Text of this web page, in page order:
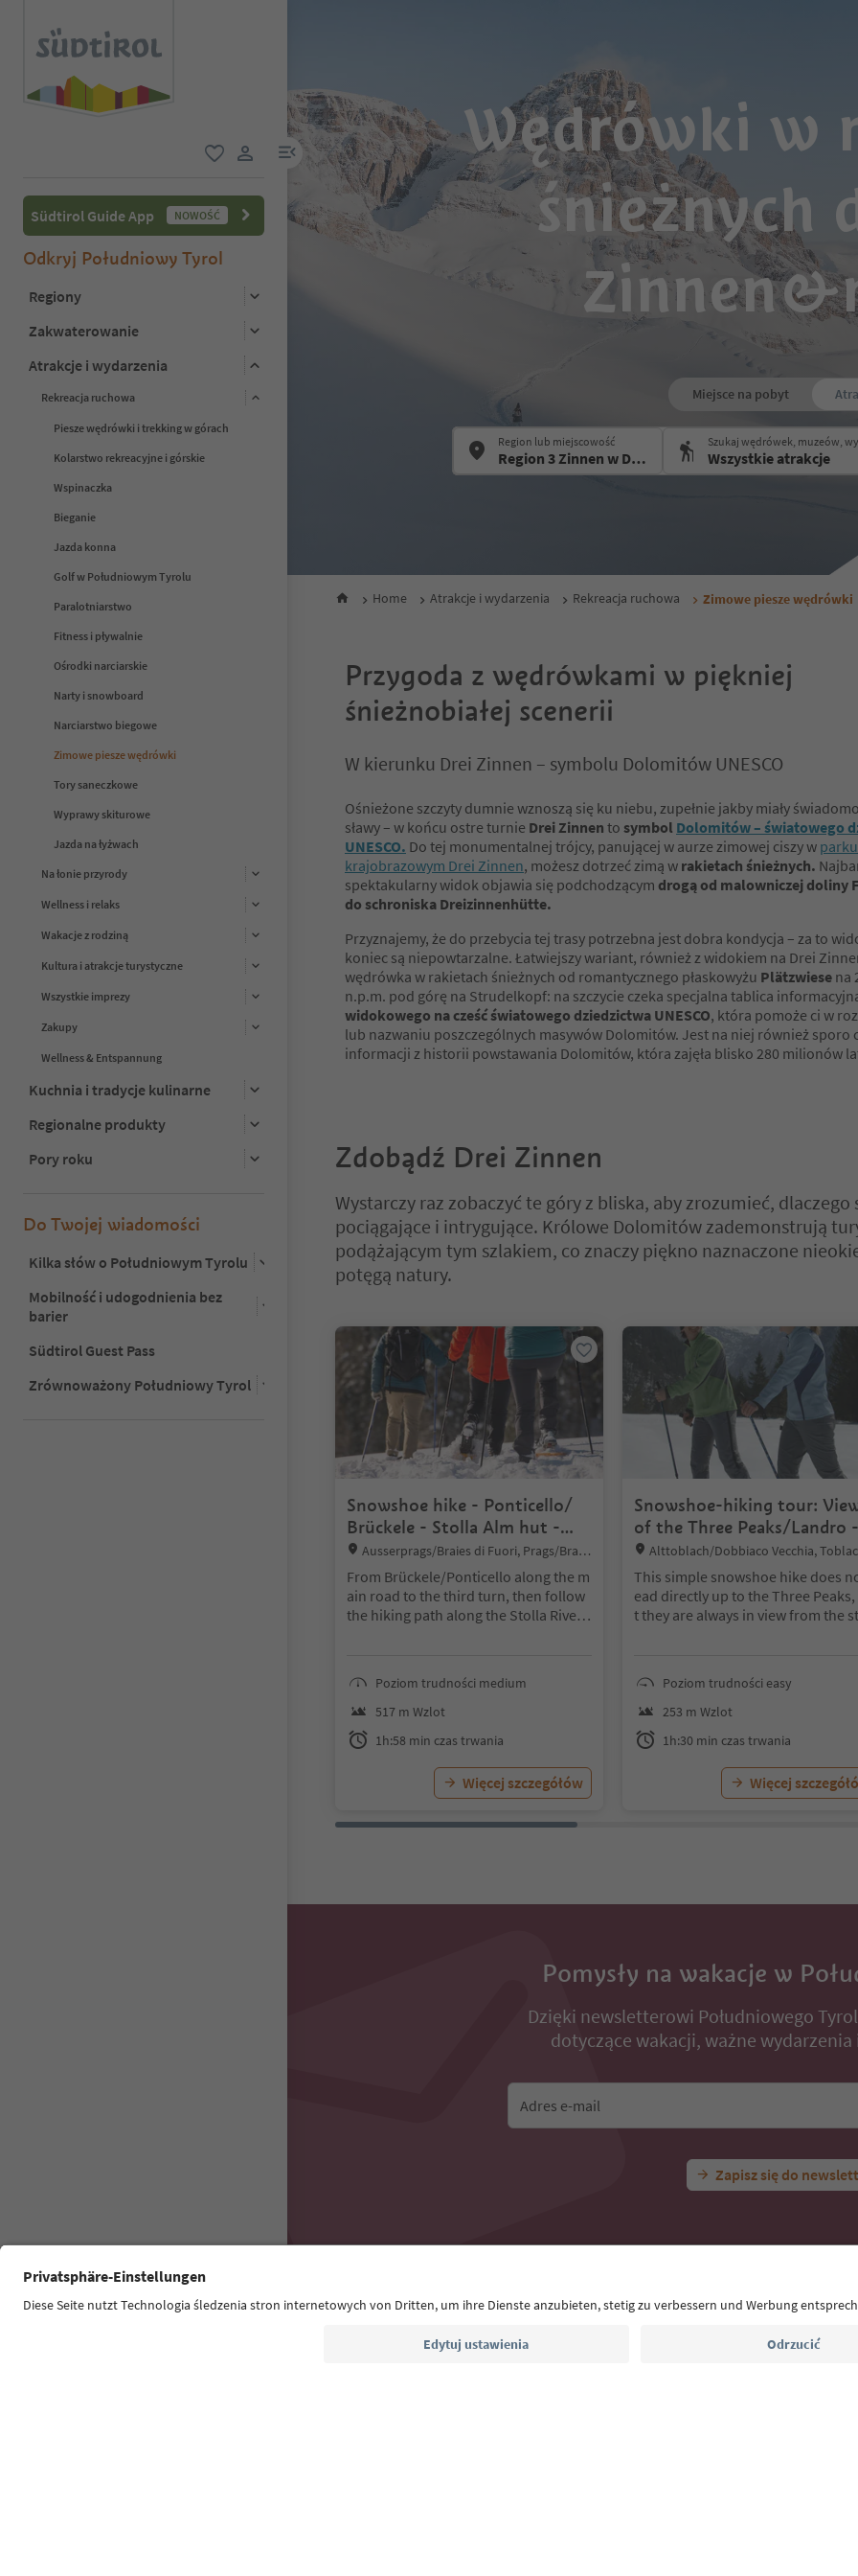
link użytkownika
link menu
Südtirol Guide App NOWOŚĆ
Odkryj Południowy Tyrol
Regiony
Zakwaterowanie
Atrakcje i wydarzenia
Rekreacja ruchowa
Piesze wędrówki i trekking w górach
Kolarstwo rekreacyjne i górskie
Wspinaczka
Bieganie
Jazda konna
Golf w Południowym Tyrolu
Paralotniarstwo
Fitness i pływalnie
Ośrodki narciarskie
Narty i snowboard
Narciarstwo biegowe
Zimowe piesze wędrówki
Tory saneczkowe
Wyprawy skiturowe
Jazda na łyżwach
Na łonie przyrody
Wellness i relaks
Wakacje z rodziną
Kultura i atrakcje turystyczne
Wszystkie imprezy
Zakupy
Wellness & Entspannung
Kuchnia i tradycje kulinarne
Regionalne produkty
Pory roku
Do Twojej wiadomości
Kilka słów o Południowym Tyrolu
Mobilność i udogodnienia bez
barier
Südtirol Guest Pass
Zrównoważony Południowy Tyrol
Wędrówki w
śnieżnych
Miejsce na pobyt
Region lub miejscowość Szukaj wędrówek, muzeów,
Home Atrakcje i wydarzenia Rekreacja ruchowa Zimowe piesze wędrówki
Przygoda z wędrówkami w piękniej
śnieżnobiałej scenerii
W kierunku Drei Zinnen – symbolu Dolomitów UNESCO
Ośnieżone szczyty dumnie wznoszą się ku niebu, zupełnie jakby miały
sławy – w końcu ostre turnie Drei Zinnen to symbol Dolomitów – światowego
UNESCO. Do tej monumentalnej trójcy, panującej w aurze zimowej ciszy w parku
krajobrazowym Drei Zinnen, możesz dotrzeć zimą w rakietach śnieżnych.
spektakularny widok objawia się podchodzącym drogą od malowniczej doliny
do schroniska Dreizinnenhütte.
Przyznajemy, że do przebycia tej trasy potrzebna jest dobra kondycja – za to
koniec są niepowtarzalne. Łatwiejszy wariant, również z widokiem na Drei
wędrówka w rakietach śnieżnych od romantycznego płaskowyżu Plätzwiese na
n.p.m. pod górę na Strudelkopf: na szczycie czeka specjalna tablica
widokowego na cześć światowego dziedzictwa UNESCO, która pomoże ci w
lub nazwaniu poszczególnych masywów Dolomitów. Jest na niej również sporo
informacji z historii powstawania Dolomitów, która zajęła blisko 280 milionów
Zdobądź Drei Zinnen
Wystarczy raz zobaczyć te góry z bliska, aby zrozumieć, dlaczego
pociągające i intrygujące. Królowe Dolomitów zademonstrują
podążającym tym szlakiem, co znaczy piękno naznaczone
potęgą natury.
Snowshoe hike - Ponticello/
Brückele - Stolla Alm hut -
Plätzwiese high plateau
Location:
Ausserprags/Braies di Fuori, Prags/Braie
s, Dolomites Region 3 Zinnen
From Brückele/Ponticello along the m
ain road to the third turn, then follow
the hiking path along the Stolla River t
993 m).
Attention: Before the start, please not
e the avalanche report
Poziom trudności medium
517 m Wzlot
1h:58 min czas trwania
Więcej szczegółów
Snowshoe-hiking tour:
of the Three Peaks/Landro -
Rienztal/Valle della Rienza
Location:
Alttoblach/Dobbiaco Vecchia,
obbiaco, Dolomites Region 3 Zinnen
This simple snowshoe hike does
ead directly up to the Three Peaks,
t they are always in view from the
u must check the weather
and danger avalanches report (http
s://avalanche.report), asking also
erts (alpine guides etc.).
Poziom trudności easy
253 m Wzlot
1h:30 min czas trwania
Więcej
Pomysły na wakacje w
Dzięki newsletterowi Południowego
dotyczące wakacji, ważne
Adres e-mail
Zapisz się do